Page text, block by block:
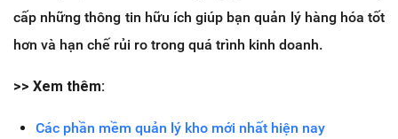
cấp những thông tin hữu ích giúp bạn quản lý hàng hóa tốt
hơn và hạn chế rủi ro trong quá trình kinh doanh.
>> Xem thêm:
Các phần mềm quản lý kho mới nhất hiện nay